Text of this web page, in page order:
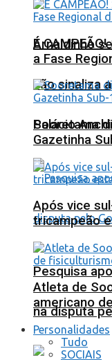
Arnaldinho
não sinaliza
Palácio
Pesquisa
na disputa
É
a Fase
Sooretama
Gazetinha
Após vice
tricampeão
Atleta de
americano
Personalidades
Tudo
SOCIAIS